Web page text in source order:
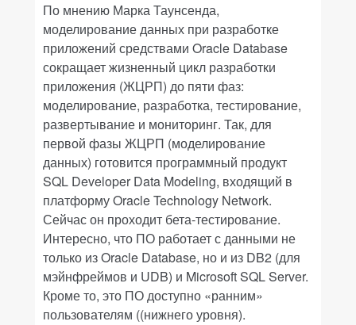
По мнению Марка Таунсенда,
моделирование данных при разработке
приложений средствами Oracle Database
сокращает жизненный цикл разработки
приложения (ЖЦРП) до пяти фаз:
моделирование, разработка, тестирование,
развертывание и мониторинг. Так, для
первой фазы ЖЦРП (моделирование
данных) готовится программный продукт
SQL Developer Data Modeling, входящий в
платформуOracleTechnology Network.
Сейчас он проходит бета-тестирование.
Интересно, что ПО работает с данными не
только изOracle Database, но и из DB2 (для
мэйнфреймов и UDB) и MicrosoftSQLServer.
Кроме то, это ПО доступно «ранним»
пользователям ((нижнего уровня).